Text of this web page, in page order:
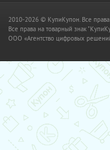
2010-2026 © КупиКупон. Все
Все права на товарный знак
OOO «Агентство цифровых